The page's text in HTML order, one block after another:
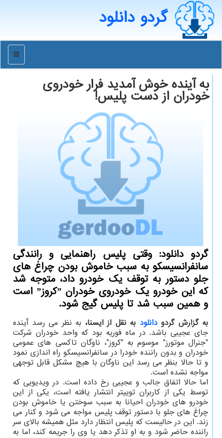
گردو دانلود
منو
به آینده خوش آمدید فرار خودروی
خودران از دست پلیس!
گردو دانلود: وقتی پلیس راهنمایی و رانندگی
سانفرانسیسکو به سبب خاموش بودن چراغ های
جلو دستور به توقف یک خودرو داد، متوجه شد
که این خودرو یک خودروی خودران ˮکروزˮ است
و همین سبب شد تا پلیس گیج شود.
به گزارش گردودانلود به نقل از ایسنا، به نظر می رسد آینده
جای عجیبی باشد. در ماه فوریه بود که واحد خودران شرکت
"جنرال موتورز" موسوم به "کروز"، ناوگان تاکسی های عمومی
خودران و بدون راننده خودرا در سانفرانسیسکو راه اندازی نمود
و تا حالا بنظر می رسد این ناوگان با هیچ مشکل قابل توجهی
مواجه نشده است.
اما حالا اتفاق جالب و عجیبی رخ داده است. در ویدیویی که
توسط یکی از کاربران توییتر انتشار یافته است، یکی از این
خودرو های خودران احیانا به سبب سوختن یا خاموش بودن
چراغ های جلو با دستور توقف پلیس مواجه می شود و کنار می
زند. این در حالیست که پلیس انتظار دارد مثل همیشه بالای سر
راننده حاضر شود و به او تذکر دهد یا وی را جریمه کند، اما به